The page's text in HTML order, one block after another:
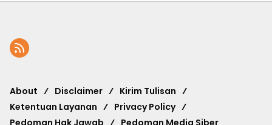
About Disclaimer
Kirim Tulisan
Ketentuan Layanan
Privacy Policy